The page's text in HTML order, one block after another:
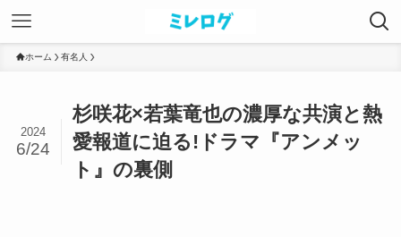
ホーム 有名人
杉咲花×若葉竜也の濃厚な共演と熱
愛報道に迫る!ドラマ『アンメッ
ト』の裏側
2024
6/24